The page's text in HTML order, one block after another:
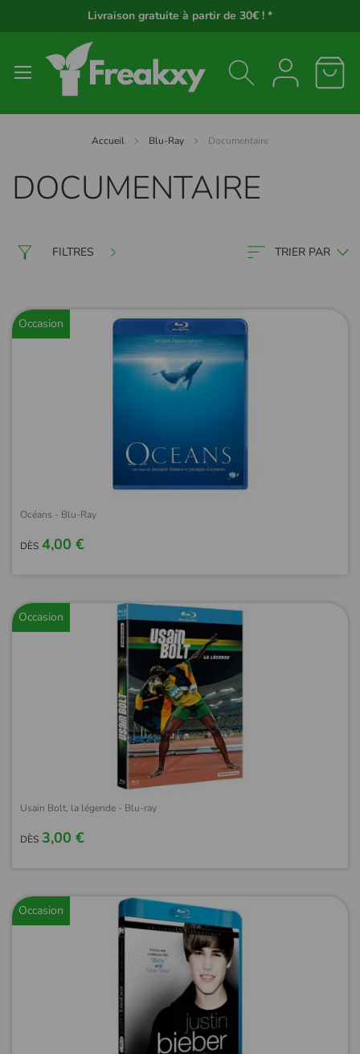
Livraison gratuite à partir de 30€ ! *
Accueil Blu-Ray Documentaire
DOCUMENTAIRE
FILTRES TRIER PAR
Occasion
Océans - Blu-Ray
DÈS 4,00 €
Occasion
Usain Bolt, la légende - Blu-ray
DÈS 3,00 €
Occasion
Panneau de gestion des cookies